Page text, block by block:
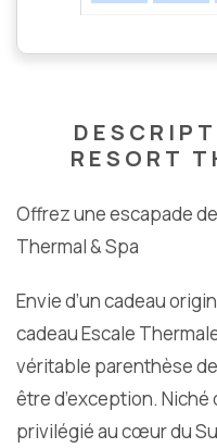
RESORT
Offrez une escapade
Thermal & Spa
Envie d’un cadeau
cadeau Escale
véritable parenthèse
être d’exception.
privilégié au cœur du